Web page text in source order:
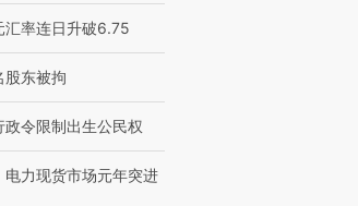
汇率连日升破6.75
股东被拘
令限制出生公民权
电力现货市场元年突进